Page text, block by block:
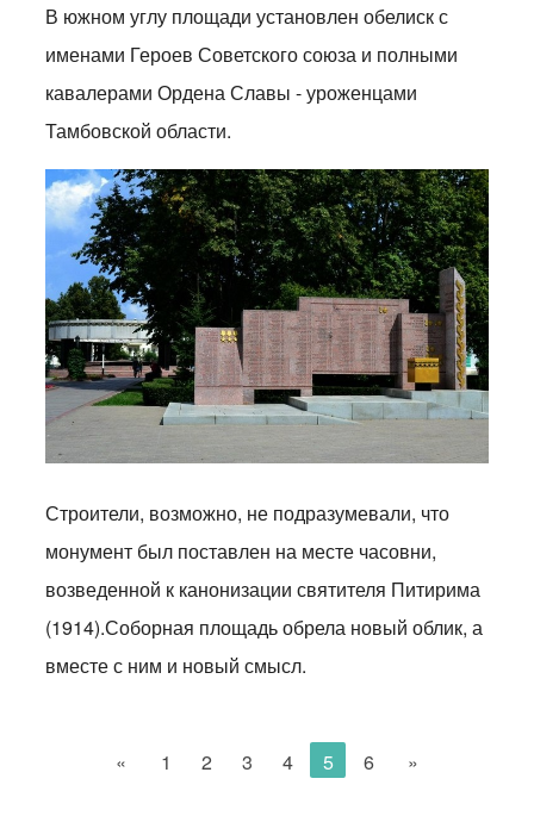
В южном углу площади установлен обелиск с
именами Героев Советского союза и полными
кавалерами Ордена Славы - уроженцами
Тамбовской области.
Строители, возможно, не подразумевали, что
монумент был поставлен на месте часовни,
возведенной к канонизации святителя Питирима
(1914).Соборная площадь обрела новый облик, а
вместе с ним и новый смысл.
« 1 2 3 4 5 6 »